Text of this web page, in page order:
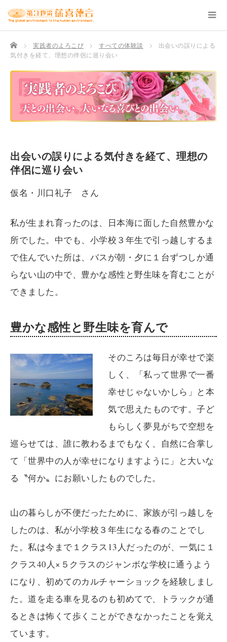
TOP 実践者のよろこび すべての体験談
出会いの誤りによる
気付きを経て、理想の伴侶に巡り会い
出会いの誤りによる気付きを経て、理想の
伴侶に巡り会い
仮名・川口礼子 さん
私が生まれ育ったのは、日本海に面した自然豊かな
所でした。中でも、小学校３年生で引っ越しするま
で住んでいた所は、バスが朝・夕に１台ずつしか通
らない山の中で、豊かな感性と野生味を育むことが
できました。
豊かな感性と野生味を育んで
そのころは毎日が幸せで楽
しく、「私って世界で一番
幸せじゃないかしら」と本
気で思えたものです。子ど
もらしく夢見がちで空想を
巡らせては、誰に教わるまでもなく、自然に合掌し
て「世界中の人が幸せになりますように」と大いな
る〝何か〟にお願いしたものでした。
山の暮らしが不便だったために、家族が引っ越しを
したのは、私が小学校３年生になる春のことでし
た。私は今まで１クラス13人だったのが、一気に１
クラス40人×５クラスのジャンボな学校に通うよう
になり、初めてのカルチャーショックを経験しまし
た。道を走る車を見るのも初めてで、トラックが通
るときは怖くて歩くことができなかったことを覚え
ています。